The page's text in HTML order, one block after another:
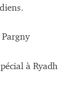
à Ryadh